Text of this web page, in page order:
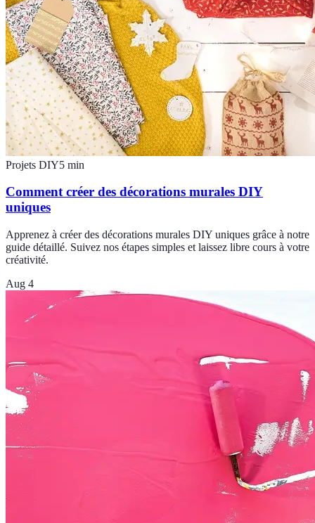
Projets DIY5 min
Comment créer des décorations murales DIY
uniques
Apprenez à créer des décorations murales DIY uniques grâce à notre
guide détaillé. Suivez nos étapes simples et laissez libre cours à votre
créativité.
Aug 4